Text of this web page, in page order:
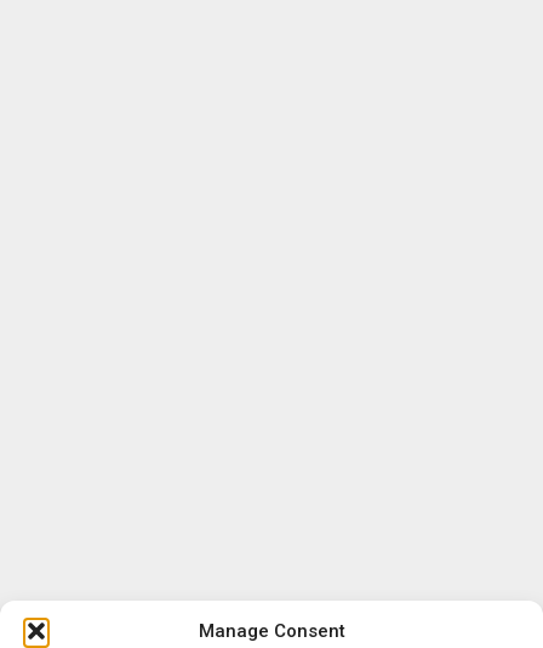
Manage Consent